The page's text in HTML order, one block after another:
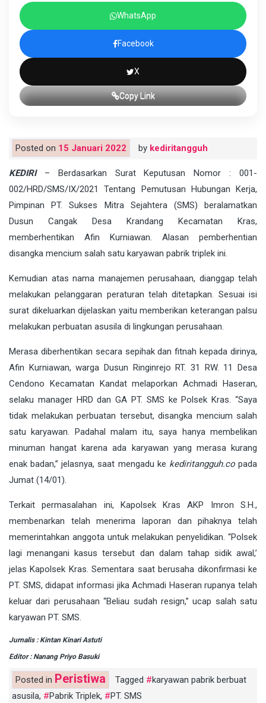
WhatsApp
Facebook
X
Copy Link
Posted on 15 Januari 2022 by kediritangguh
KEDIRI– Berdasarkan Surat Keputusan Nomor : 001-
002/HRD/SMS/IX/2021 Tentang Pemutusan Hubungan Kerja,
Pimpinan PT. Sukses Mitra Sejahtera (SMS) beralamatkan
Dusun Cangak Desa Krandang Kecamatan Kras,
memberhentikan Afin Kurniawan. Alasan pemberhentian
disangka mencium salah satu karyawan pabrik triplek ini.
Kemudian atas nama manajemen perusahaan, dianggap telah
melakukan pelanggaran peraturan telah ditetapkan. Sesuai isi
surat dikeluarkan dijelaskan yaitu memberikan keterangan palsu
melakukan perbuatan asusila di lingkungan perusahaan.
Merasa diberhentikan secara sepihak dan fitnah kepada dirinya,
Afin Kurniawan, warga Dusun Ringinrejo RT. 31 RW. 11 Desa
Cendono Kecamatan Kandat melaporkan Achmadi Haseran,
selaku manager HRD dan GA PT. SMS ke Polsek Kras. “Saya
tidak melakukan perbuatan tersebut, disangka mencium salah
satu karyawan. Padahal malam itu, saya hanya membelikan
minuman hangat karena ada karyawan yang merasa kurang
enak badan,” jelasnya, saat mengadu ke kediritangguh.copada
Jumat (14/01).
Terkait permasalahan ini, Kapolsek Kras AKP Imron S.H.,
membenarkan telah menerima laporan dan pihaknya telah
memerintahkan anggota untuk melakukan penyelidikan. “Polsek
lagi menangani kasus tersebut dan dalam tahap sidik awal,’
jelas Kapolsek Kras. Sementara saat berusaha dikonfirmasi ke
PT. SMS, didapat informasi jika Achmadi Haseran rupanya telah
keluar dari perusahaan “Beliau sudah resign,” ucap salah satu
karyawan PT. SMS.
Jurnalis : Kintan Kinari Astuti
Editor : Nanang Priyo Basuki
Posted in Peristiwa Tagged
karyawan pabrik berbuat
asusila, Pabrik Triplek, PT. SMS